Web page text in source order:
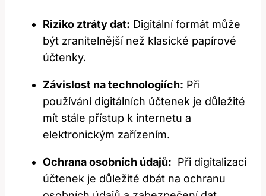
Riziko ztráty⁢ dat: ‌Digitální formát může
být zranitelnější než klasické papírové
účtenky.
Závislost na technologiích: Při
používání digitálních účtenek je důležité‍
mít stále přístup k internetu a
elektronickým zařízením.
Ochrana osobních údajů: ‌ Při digitalizaci​
účtenek je důležité dbát na ochranu